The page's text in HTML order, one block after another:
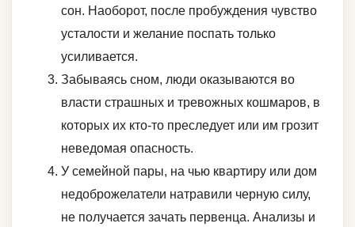
сон. Наоборот, после пробуждения чувство
усталости и желание поспать только
усиливается.
Забываясь сном, люди оказываются во
власти страшных и тревожных кошмаров, в
которых их кто-то преследует или им грозит
неведомая опасность.
У семейной пары, на чью квартиру или дом
недоброжелатели натравили черную силу,
не получается зачать первенца. Анализы и